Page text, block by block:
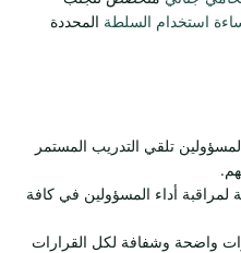
استخدام السلطة المحددة
تلقي التدريب المستمر
لمراقبة أداء المسؤولين في كافة
واضحة وشفافة لكل القرارات